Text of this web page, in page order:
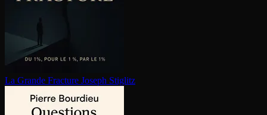
La Grande Fracture Joseph Stiglitz